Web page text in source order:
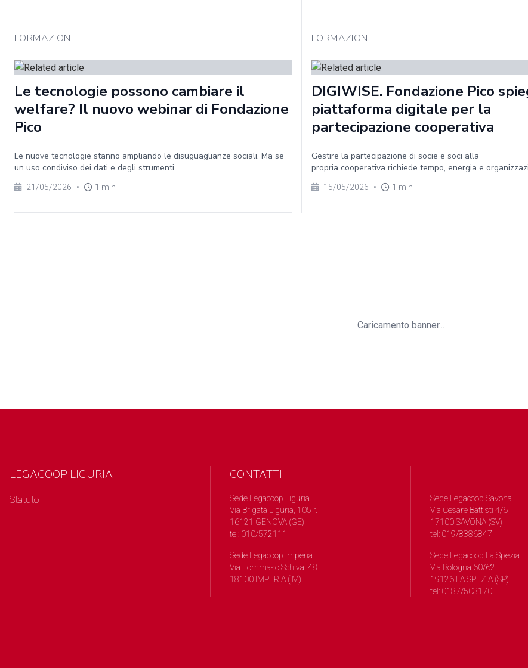
FORMAZIONE
Le tecnologie possono cambiare il
welfare? Il nuovo webinar di Fondazione
Pico
Le nuove tecnologie stanno ampliando le disuguaglianze sociali. Ma se
un uso condiviso dei dati e degli strumenti...
21/05/2026 • 1 min
FORMAZIONE
DIGIWISE. Fondazione Pico
piattaforma digitale per la
partecipazione cooperativa
Gestire la partecipazione di socie e soci alla
propria cooperativa richiede tempo, energia e
15/05/2026 • 1 min
Caricamento banner...
LEGACOOP LIGURIA
Statuto
CONTATTI
Sede Legacoop Liguria
Via Brigata Liguria, 105 r.
16121 GENOVA (GE)
tel: 010/572111
Sede Legacoop Imperia
Via Tommaso Schiva, 48
18100 IMPERIA (IM)
Sede Legacoop Savona
Via Cesare Battisti 4/6
17100 SAVONA (SV)
tel: 019/8386847
Sede Legacoop La Spezia
Via Bologna 60/62
19126 LA SPEZIA (SP)
tel: 0187/503170